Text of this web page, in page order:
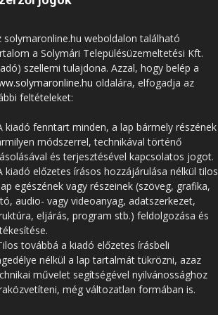
solymaronline.hu weboldalon található
a Solymári Településüzemeltetési Kft.
szellemi tulajdona. Azzal, hogy belép a
oldalára, elfogadja az
feltételeket:
kiadó fenntart minden, a lap bármely részének
módszerrel, technikával történő
és terjesztésével kapcsolatos jogot.
kiadó előzetes írásos hozzájárulása nélkül tilos
egészének vagy részeinek (szöveg, grafika,
audio- vagy videoanyag, adatszerkezet,
eljárás, program stb.) feldolgozása és
továbbá a kiadó előzetes írásbeli
nélkül a lap tartalmát tükrözni, azaz
művelet segítségével nyilvánossághoz
még változatlan formában is.